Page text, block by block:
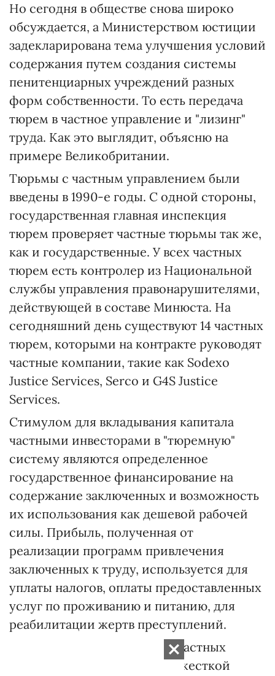
Но сегодня в обществе снова широко
обсуждается, а Министерством юстиции
задекларирована тема улучшения условий
содержания путем создания системы
пенитенциарных учреждений разных
форм собственности. То есть передача
тюрем в частное управление и "лизинг"
труда. Как это выглядит, объясню на
примере Великобритании.
Тюрьмы с частным управлением были
введены в 1990-е годы. С одной стороны,
государственная главная инспекция
тюрем проверяет частные тюрьмы так же,
как и государственные. У всех частных
тюрем есть контролер из Национальной
службы управления правонарушителями,
действующей в составе Минюста. На
сегодняшний день существуют 14 частных
тюрем, которыми на контракте руководят
частные компании, такие как Sodexo
Justice Services, Serco и G4S Justice
Services.
Стимулом для вкладывания капитала
частными инвесторами в "тюремную"
систему являются определенное
государственное финансирование на
содержание заключенных и возможность
их использования как дешевой рабочей
силы. Прибыль, полученная от
реализации программ привлечения
заключенных к труду, используется для
уплаты налогов, оплаты предоставленных
услуг по проживанию и питанию, для
реабилитации жертв преступлений.
С другой стороны, система частных
тюрем в мире подвергается жесткой